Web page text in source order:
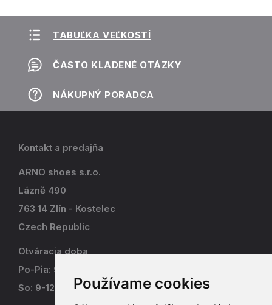
Používame cookies
TABUĽKA VEĽKOSTÍ
ČASTO KLADENÉ OTÁZKY
NÁKUPNÝ PORADCA
Kontakt a predajňa
ARNO shoes s.r.o.
Lázně 490
763 14 Zlín - Kostelec
Czech Republic
Otváracia doba
Po-Pia: 9-17
So: 9-12